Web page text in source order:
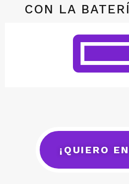
CON LA
¡QUIERO